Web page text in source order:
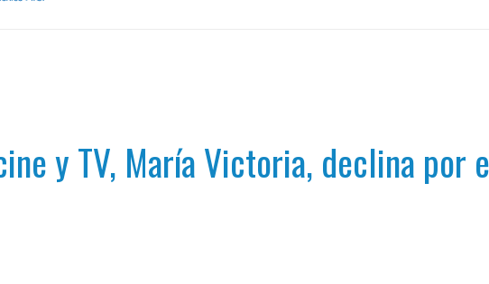
y TV, María Victoria, declina por